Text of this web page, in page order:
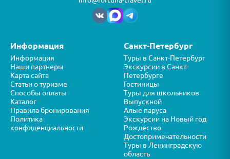
Информация
Информация
Наши партнеры
Карта сайта
Статьи о туризме
Способы оплаты
Каталог
Правила бронирования
Политика
конфиденциальности
Санкт-Петербург
Туры в Санкт-Петербург
Экскурсии в Санкт-
Петербурге
Гостиницы
Туры для школьников
Выпускной
Алые паруса
Экскурсии на Новый год
Рождество
Достопримечательности
Туры в Ленинградскую
область